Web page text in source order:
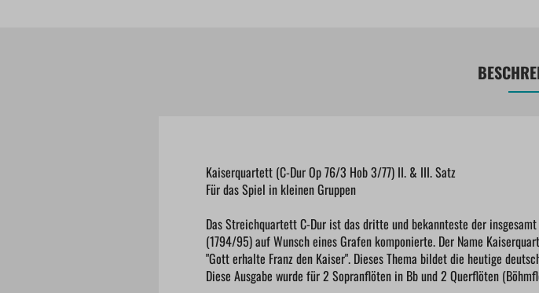
Kaiserquartett (C-Dur Op 76/3 Hob 3/77) II. & III. Satz
Für das Spiel in kleinen Gruppen
Das Streichquartett C-Dur ist das dritte und bekannteste der
(1794/95) auf Wunsch eines Grafen komponierte. Der Name
"Gott erhalte Franz den Kaiser". Dieses Thema bildet die heutige
Diese Ausgabe wurde für 2 Sopranflöten in Bb und 2 Querflöten